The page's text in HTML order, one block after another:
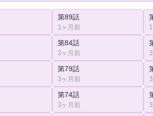
第89話
1ヶ月前
第84話
3ヶ月前
第79話
3ヶ月前
第74話
3ヶ月前